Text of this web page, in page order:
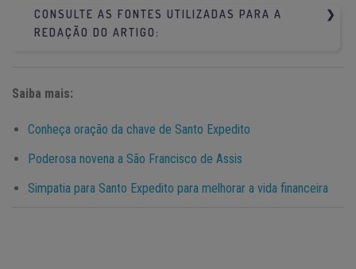
CONSULTE AS FONTES UTILIZADAS PARA A
REDAÇÃO DO ARTIGO:
Saiba mais:
Conheça oração da chave de Santo Expedito
Poderosa novena a São Francisco de Assis
Simpatia para Santo Expedito para melhorar a vida financeira